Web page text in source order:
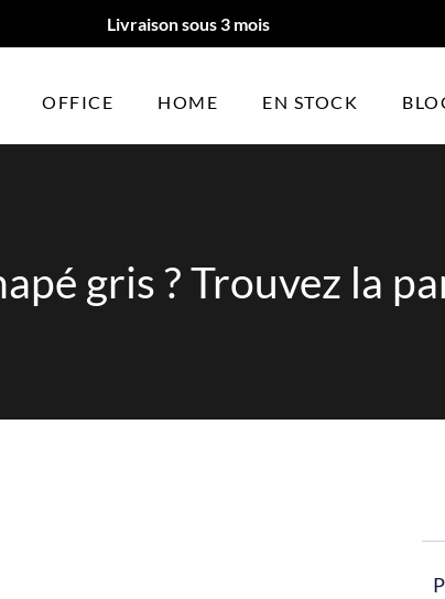
Livraison sous 3 mois
OFFICE HOME EN STOCK
gris ? Trouvez la